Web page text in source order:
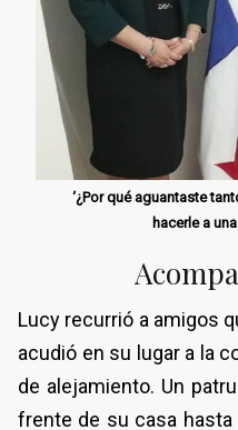
‘¿Por qué aguantaste
hacerle a
Lucy recurrió a amigos
acudió en su lugar a la
de alejamiento. Un
frente de su casa